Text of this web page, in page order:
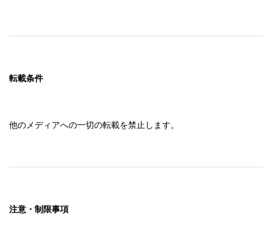
使用者の居住国または地域、当社製品の状態等が含まれま
する場合がありますが、使用者の許諾なしに個人を特定で
して用いることがあります。
る、また過去に定めた個人情報保護方針に基づいて行われ
転載条件
他のメディアへの一切の転載を禁止します。
注意・制限事項